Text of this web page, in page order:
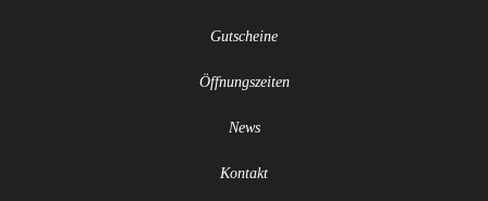
Gutscheine
Öffnungszeiten
News
Kontakt